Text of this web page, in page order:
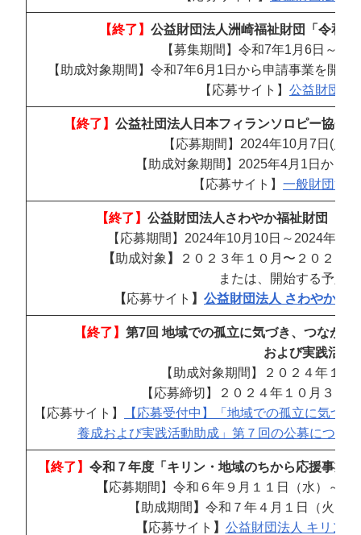
【終了】 公益財団法人洲崎福祉財団「令和6
【募集期間】令和7年1月6日～令
【助成対象期間】令和7年6月1日から申請事業を開
【応募サイト】 公益財団法
【終了】 公益社団法人日本フィランソロピー協会
【応募期間】2024年10月7日(月)
【助成対象期間】2025年4月1日から
【応募サイト】 一般財団法
【終了】 公益財団法人さわやか福祉財団「連
【応募期間】2024年10月10日～2024年11
【 助成対象 】
２０２３年１０月〜２０２４
または、開始する予定
【応募サイト 】 公益財団法人 さわやか福
【終了】 第7回 地域での孤立に気づき、つなが
および実践活動
【助成対象期間】２０２４年１
【応募締切】２０２４年１０月３１
【応募サイト 】
【応募受付中】「地域での孤立に気づ
養成および実践活動助成」第７回の公募につい
【終了】 令和７年度「キリン・地域のちから応援事業
【応募期間】令和６年９月１１日（水）～
【助成期間 】 令和７年４月１日（火）
【応募サイト 】 公益財団法人 キリン